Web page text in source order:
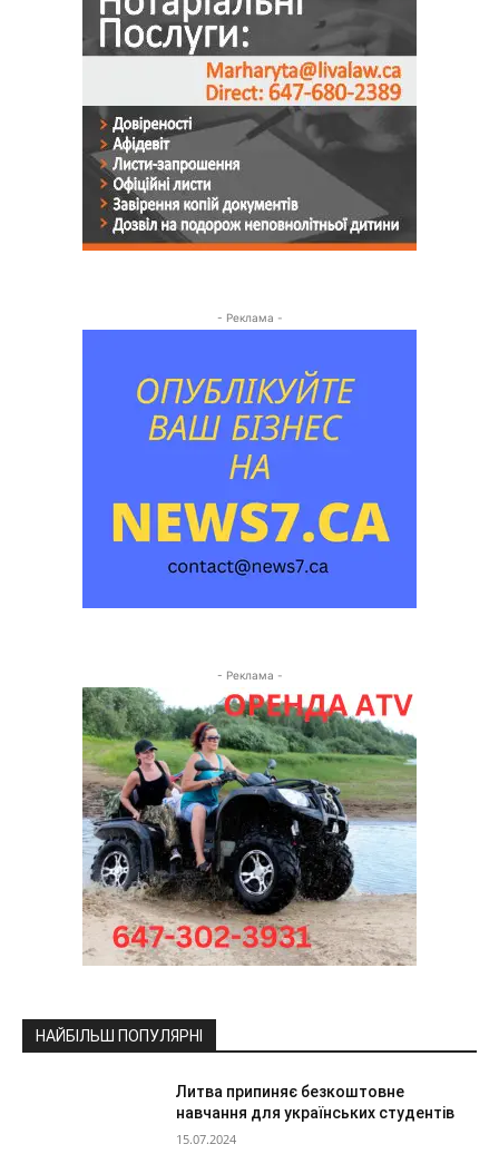
- Реклама -
- Реклама -
НАЙБІЛЬШ ПОПУЛЯРНІ
Литва припиняє безкоштовне
навчання для українських студентів
15.07.2024